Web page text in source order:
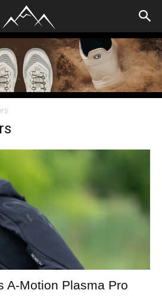
A-Motion Plasma Pro